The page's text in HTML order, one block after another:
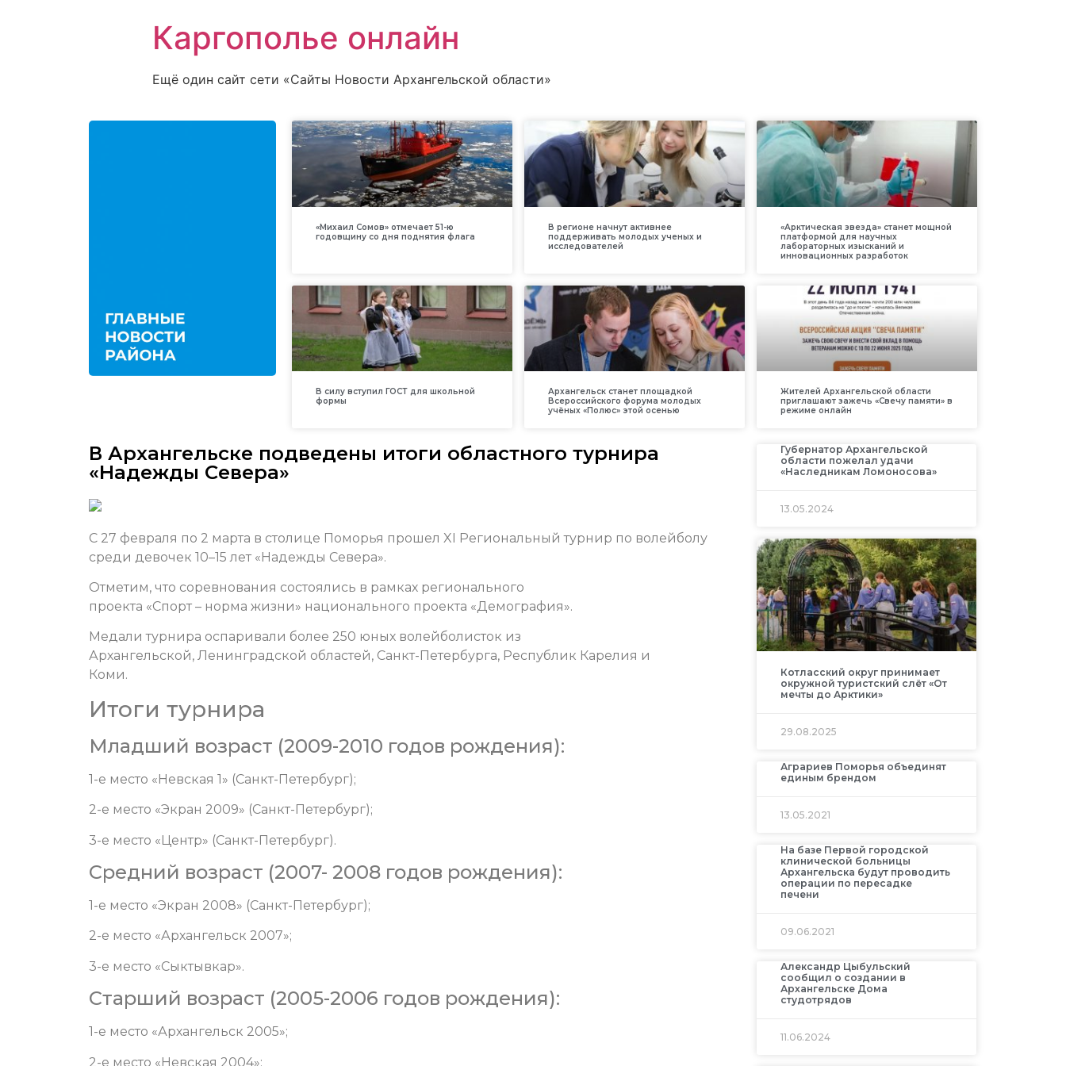
Каргополье онлайн
Ещё один сайт сети «Сайты Новости Архангельской области»
«Михаил Сомов» отмечает 51-ю
годовщину со дня поднятия флага
В регионе начнут активнее
поддерживать молодых ученых и
исследователей
«Арктическая звезда» станет мощной
платформой для научных
лабораторных изысканий и
инновационных разработок
В силу вступил ГОСТ для школьной
формы
Архангельск станет площадкой
Всероссийского форума молодых
учёных «Полюс» этой осенью
Жителей Архангельской области
приглашают зажечь «Свечу памяти» в
режиме онлайн
В Архангельске подведены итоги областного турнира
«Надежды Севера»
С 27 февраля по 2 марта в столице Поморья прошел XI Региональный турнир по волейболу
среди девочек 10–15 лет «Надежды Севера».
Отметим, что соревнования состоялись в рамках регионального
проекта «Спорт – норма жизни» национального проекта «Демография».
Медали турнира оспаривали более 250 юных волейболисток из
Архангельской, Ленинградской областей, Санкт-Петербурга, Республик Карелия и
Коми.
Итоги турнира
Младший возраст (2009-2010 годов рождения):
1-е место «Невская 1» (Санкт-Петербург);
2-е место «Экран 2009» (Санкт-Петербург);
3-е место «Центр» (Санкт-Петербург).
Средний возраст (2007- 2008 годов рождения):
1-е место «Экран 2008» (Санкт-Петербург);
2-е место «Архангельск 2007»;
3-е место «Сыктывкар».
Старший возраст (2005-2006 годов рождения):
1-е место «Архангельск 2005»;
2-е место «Невская 2004»;
Губернатор Архангельской
области пожелал удачи
«Наследникам Ломоносова»
13.05.2024
Котласский округ принимает
окружной туристский слёт «От
мечты до Арктики»
29.08.2025
Аграриев Поморья объединят
единым брендом
13.05.2021
На базе Первой городской
клинической больницы
Архангельска будут проводить
операции по пересадке
печени
09.06.2021
Александр Цыбульский
сообщил о создании в
Архангельске Дома
студотрядов
11.06.2024